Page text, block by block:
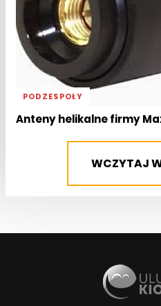
PODZESPOŁY
Anteny helikalne firmy
WCZYTAJ